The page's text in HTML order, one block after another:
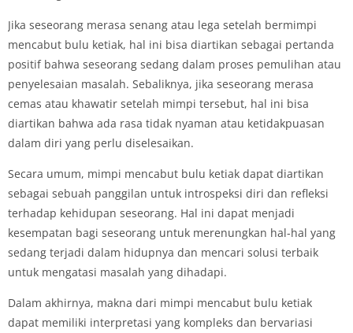
Jika seseorang merasa senang atau lega setelah bermimpi
mencabut bulu ketiak, hal ini bisa diartikan sebagai pertanda
positif bahwa seseorang sedang dalam proses pemulihan atau
penyelesaian masalah. Sebaliknya, jika seseorang merasa
cemas atau khawatir setelah mimpi tersebut, hal ini bisa
diartikan bahwa ada rasa tidak nyaman atau ketidakpuasan
dalam diri yang perlu diselesaikan.
Secara umum, mimpi mencabut bulu ketiak dapat diartikan
sebagai sebuah panggilan untuk introspeksi diri dan refleksi
terhadap kehidupan seseorang. Hal ini dapat menjadi
kesempatan bagi seseorang untuk merenungkan hal-hal yang
sedang terjadi dalam hidupnya dan mencari solusi terbaik
untuk mengatasi masalah yang dihadapi.
Dalam akhirnya, makna dari mimpi mencabut bulu ketiak
dapat memiliki interpretasi yang kompleks dan bervariasi